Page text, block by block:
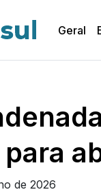
Geral
de 2026